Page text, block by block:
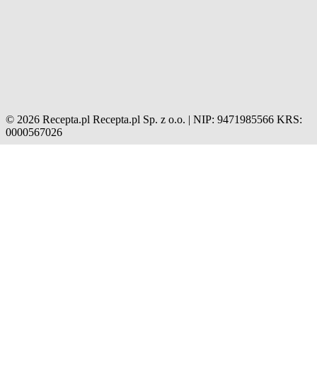
© 2026 Recepta.pl Recepta.pl Sp. z o.o. | NIP: 9471985566 KRS:
0000567026